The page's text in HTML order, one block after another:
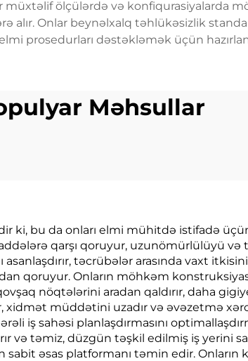
ölçülərdə və konfiqurasiyalarda
alır. Onlar beynəlxalq təhlükəsizlik
prosedurları dəstəkləmək üçün
Məhsullar
ki, bu da onları elmi mühitdə istifadə
qarşı qoruyur, uzunömürlülüyü
təcrübələr arasında vaxt
qoruyur. Onların möhkəm
nöqtələrini aradan qaldırır, daha
müddətini uzadır və əvəzetmə
iş sahəsi planlaşdırmasını
və təmiz, düzgün təşkil edilmiş iş yerini
əsas platformanı təmin edir.